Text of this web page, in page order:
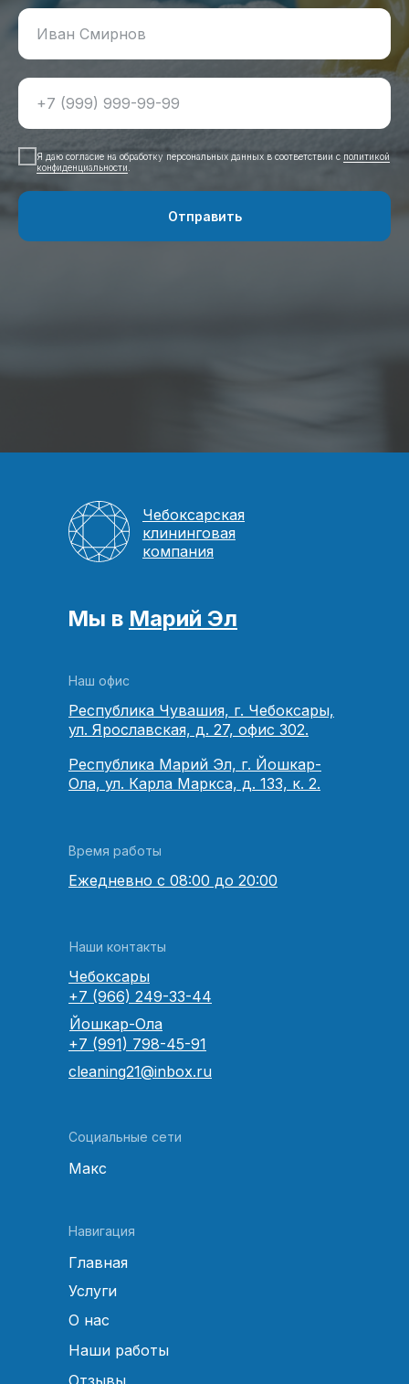
Я даю согласие на обработку персональных данных в соответствии с политикой
конфиденциальности
Отправить
Наши контакты
cleaning21@inbox.ru
+7 (966) 249-33-44
Чебоксары
Йошкар-Ола
+7 (991) 798-45-91
Макс
Социальные сети
Отзывы
Наши работы
О нас
Услуги
Главная
Навигация
Республика Чувашия, г. Чебоксары,
ул. Ярославская, д. 27, офис 302.
Республика Марий Эл, г. Йошкар-
Ола, ул. Карла Маркса, д. 133, к. 2.
Наш офис
Ежедневно с 08:00 до 20:00
Время работы
Мы в Марий Эл
Чебоксарская
клининговая
компания